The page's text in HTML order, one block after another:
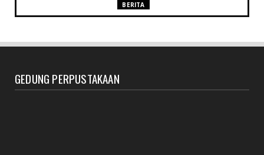
BERITA
June 06, 2021
Proker UPT. Perpustakaan IAIN Parepare menuju
perpustakaan ...
GEDUNG PERPUSTAKAAN